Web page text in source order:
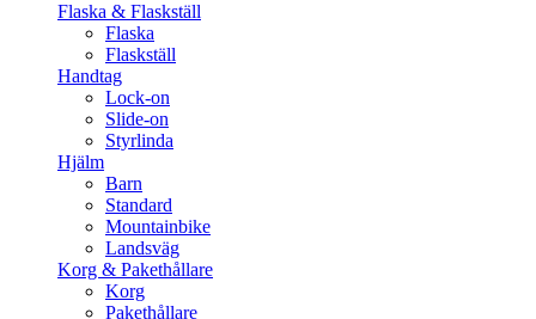
Flaska & Flaskställ
Flaska
Flaskställ
Handtag
Lock-on
Slide-on
Styrlinda
Hjälm
Barn
Standard
Mountainbike
Landsväg
Korg & Pakethållare
Korg
Pakethållare